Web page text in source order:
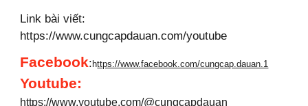
Link bài viết:
https://www.cungcapdauan.com/youtube
Facebook: https://www.facebook.com/cungcap.dauan.1
Youtube:
https://www.youtube.com/@cungcapdauan